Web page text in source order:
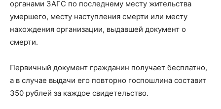
органами ЗАГС по последнему месту жительства
умершего, месту наступления смерти или месту
нахождения организации, выдавшей документ о
смерти.
Первичный документ гражданин получает бесплатно,
а в случае выдачи его повторно госпошлина составит
350 рублей за каждое свидетельство.